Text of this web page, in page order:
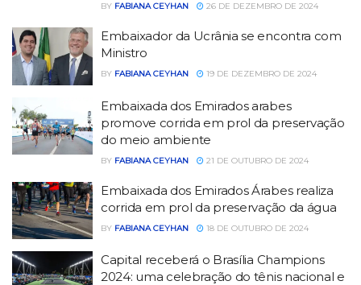
BY FABIANA CEYHAN 26 DE DEZEMBRO DE 2024
Embaixador da Ucrânia se encontra com
Ministro
BY FABIANA CEYHAN 19 DE DEZEMBRO DE 2024
Embaixada dos Emirados arabes
promove corrida em prol da preservação
do meio ambiente
BY FABIANA CEYHAN 21 DE OUTUBRO DE 2024
Embaixada dos Emirados Árabes realiza
corrida em prol da preservação da água
BY FABIANA CEYHAN 18 DE OUTUBRO DE 2024
Capital receberá o Brasília Champions
2024: uma celebração do tênis nacional e